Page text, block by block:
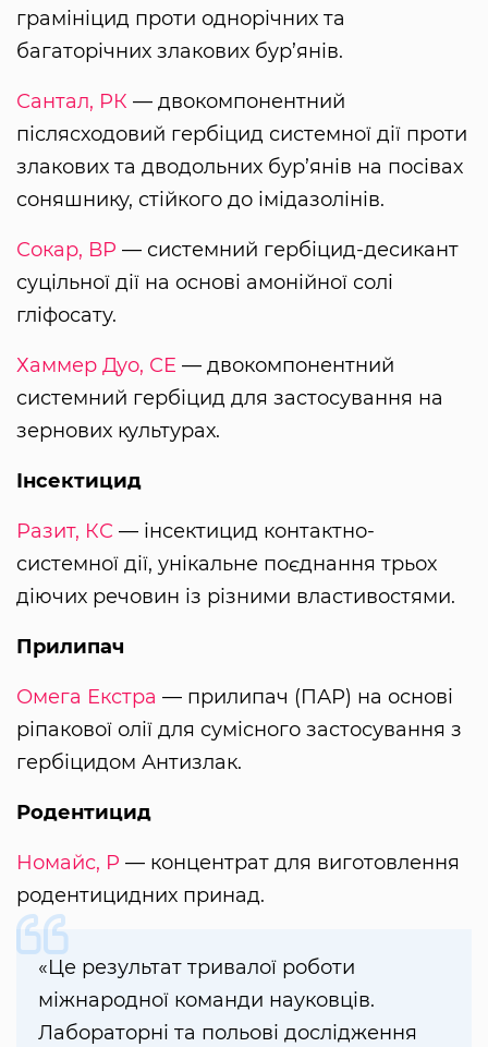
грамініцид проти однорічних та
багаторічних злакових бур’янів.
Сантал, РК — двокомпонентний
післясходовий гербіцид системної дії проти
злакових та дводольних бур’янів на посівах
соняшнику, стійкого до імідазолінів.
Сокар, ВР — системний гербіцид-десикант
суцільної дії на основі амонійної солі
гліфосату.
Хаммер Дуо, СЕ — двокомпонентний
системний гербіцид для застосування на
зернових культурах.
Інсектицид
Разит, КС — інсектицид контактно-
системної дії, унікальне поєднання трьох
діючих речовин із різними властивостями.
Прилипач
Омега Екстра — прилипач (ПАР) на основі
ріпакової олії для сумісного застосування з
гербіцидом Антизлак.
Родентицид
Номайс, Р — концентрат для виготовлення
родентицидних принад.
«Це результат тривалої роботи
міжнародної команди науковців.
Лабораторні та польові дослідження